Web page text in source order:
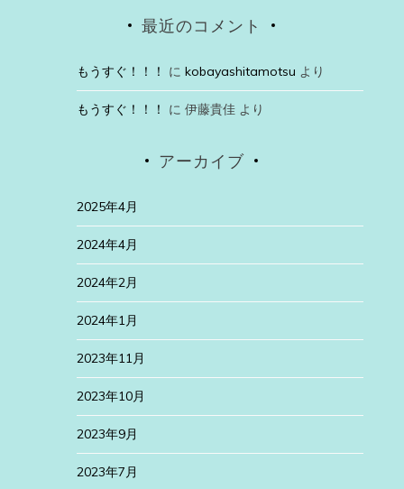
最近のコメント
もうすぐ！！！ に kobayashitamotsu より
もうすぐ！！！ に 伊藤貴佳より
アーカイブ
2025年4月
2024年4月
2024年2月
2024年1月
2023年11月
2023年10月
2023年9月
2023年7月